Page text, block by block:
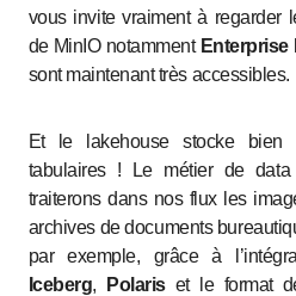
vous invite vraiment à regarder
de MinIO notamment Enterprise
sont maintenant très accessibles.
Et le lakehouse stocke bien
tabulaires ! Le métier de
traiterons dans nos flux les
archives de documents
par exemple, grâce à
Iceberg, Polariset le format